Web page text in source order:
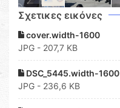
Σχετικες εικόνες
cover.width-1600
JPG - 207,7 KB
DSC_5445.width-1600
JPG - 236,6 KB